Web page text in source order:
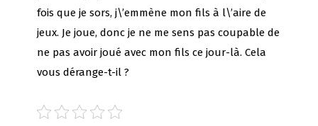
fois que je sors, j\’emmène mon fils à l\’aire de
jeux. Je joue, donc je ne me sens pas coupable de
ne pas avoir joué avec mon fils ce jour-là. Cela
vous dérange-t-il ?